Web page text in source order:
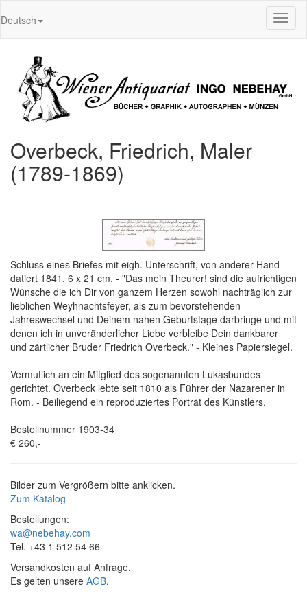
Deutsch
Overbeck, Friedrich, Maler
(1789-1869)
Schluss eines Briefes mit eigh. Unterschrift, von anderer Hand
datiert 1841, 6 x 21 cm. - "Das mein Theurer! sind die aufrichtigen
Wünsche die ich Dir von ganzem Herzen sowohl nachträglich zur
lieblichen Weyhnachtsfeyer, als zum bevorstehenden
Jahreswechsel und Deinem nahen Geburtstage darbringe und mit
denen ich in unveränderlicher Liebe verbleibe Dein dankbarer
und zärtlicher Bruder Friedrich Overbeck." - Kleines Papiersiegel.
Vermutlich an ein Mitglied des sogenannten Lukasbundes
gerichtet. Overbeck lebte seit 1810 als Führer der Nazarener in
Rom. - Beiliegend ein reproduziertes Porträt des Künstlers.
Bestellnummer 1903-34
€ 260,-
Bilder zum Vergrößern bitte anklicken.
Zum Katalog
Bestellungen:
wa@nebehay.com
Tel. +43 1 512 54 66
Versandkosten auf Anfrage.
Es gelten unsere AGB.